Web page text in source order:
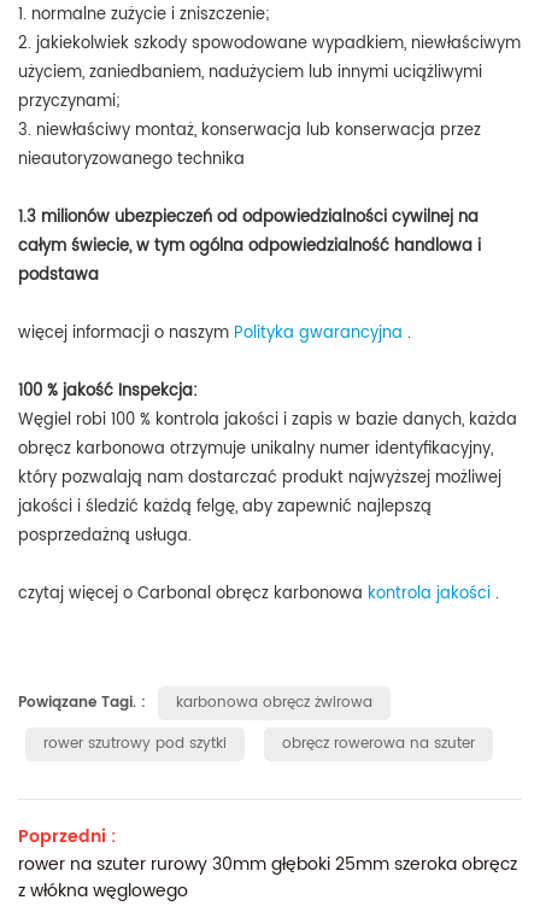
1. normalne zużycie i zniszczenie;
2. jakiekolwiek szkody spowodowane wypadkiem, niewłaściwym
użyciem, zaniedbaniem, nadużyciem lub innymi uciążliwymi
przyczynami;
3. niewłaściwy montaż, konserwacja lub konserwacja przez
nieautoryzowanego technika
1.3 milionów ubezpieczeń od odpowiedzialności cywilnej na
całym świecie, w tym ogólna odpowiedzialność handlowa i
podstawa
więcej informacji o naszym Polityka gwarancyjna .
100 % jakość Inspekcja:
Węgiel robi100 % kontrola jakości i zapis w bazie danych, każda
obręcz karbonowa otrzymuje unikalny numer identyfikacyjny,
który pozwalają nam dostarczać produkt najwyższej możliwej
jakości i śledzić każdą felgę, aby zapewnić najlepszą
posprzedażną usługa.
czytaj więcej o Carbonal obręcz karbonowa kontrola jakości.
Powiązane Tagi. :
karbonowa obręcz żwirowa
rower szutrowy pod szytki
obręcz rowerowa na szuter
Poprzedni :
rower na szuter rurowy 30mm głęboki 25mm szeroka obręcz
z włókna węglowego